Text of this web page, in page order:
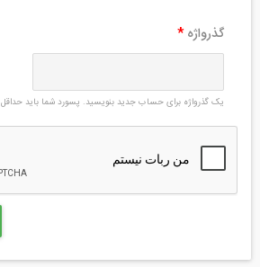
گذرواژه *
یک گذرواژه برای حساب جدید بنویسید. پسورد شما باید حداقل